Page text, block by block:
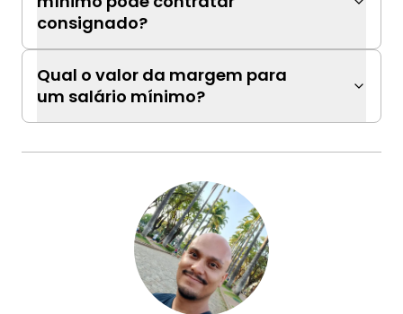
consignado?
Qual o valor da margem para
um salário mínimo?